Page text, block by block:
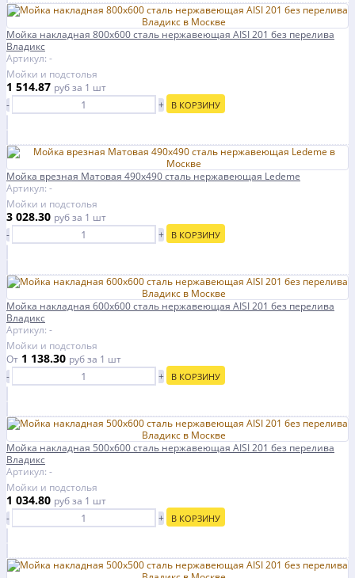
Мойка накладная 800х600 сталь нержавеющая AISI 201 без перелива
Владикс
Артикул: -
Мойки и подстолья
1 514.87 рубза 1 шт
-
+ В КОРЗИНУ
Мойка врезная Матовая 490х490 сталь нержавеющая Ledeme
Артикул: -
Мойки и подстолья
3 028.30 рубза 1 шт
-
+ В КОРЗИНУ
Мойка накладная 600х600 сталь нержавеющая AISI 201 без перелива
Владикс
Артикул: -
Мойки и подстолья
От 1 138.30 рубза 1 шт
-
+ В КОРЗИНУ
Мойка накладная 500х600 сталь нержавеющая AISI 201 без перелива
Владикс
Артикул: -
Мойки и подстолья
1 034.80 рубза 1 шт
-
+ В КОРЗИНУ